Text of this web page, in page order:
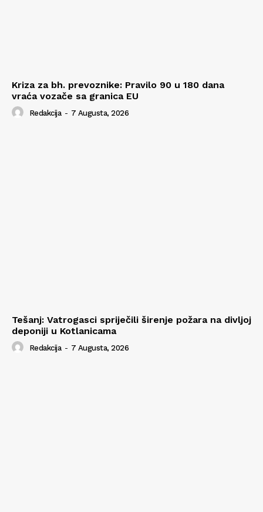
Kriza za bh. prevoznike: Pravilo 90 u 180 dana
vraća vozače sa granica EU
Redakcija - 7 Augusta, 2026
Tešanj: Vatrogasci spriječili širenje požara na divljoj
deponiji u Kotlanicama
Redakcija - 7 Augusta, 2026